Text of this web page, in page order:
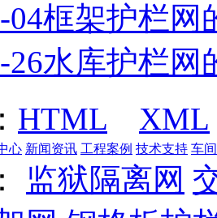
04框架护栏网
26水库护栏网
HTML XML
心 新闻资讯 工程案例 技术支持 车
监狱隔离网